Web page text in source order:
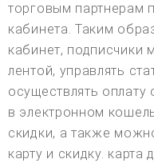
торговым партнерам
кабинета. Таким
кабинет, подписчики
лентой, управлять
осуществлять
в электронном
скидки, а также
карту и скидку. карта